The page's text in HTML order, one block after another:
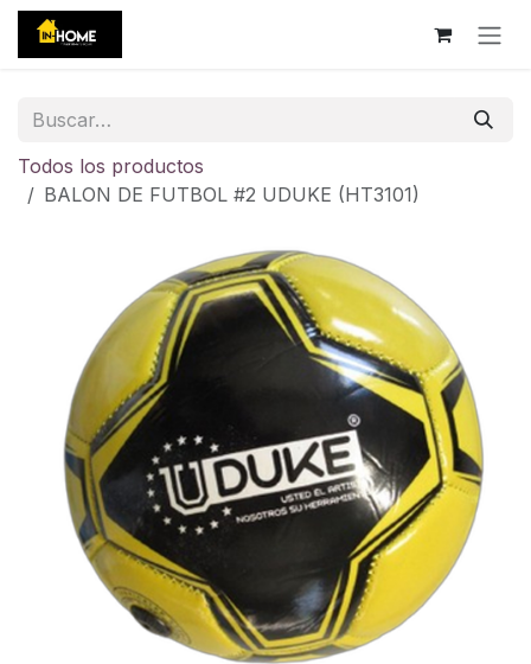
Ir al contenido
Todos los productos
BALON DE FUTBOL #2 UDUKE (HT3101)